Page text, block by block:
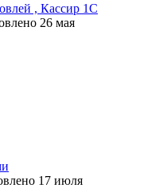
, Кассир 1С
26 мая
17 июля